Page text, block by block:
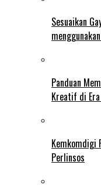
Sesuaikan
Panduan
Kreatif di
Kemkomdigi
Perlinsos